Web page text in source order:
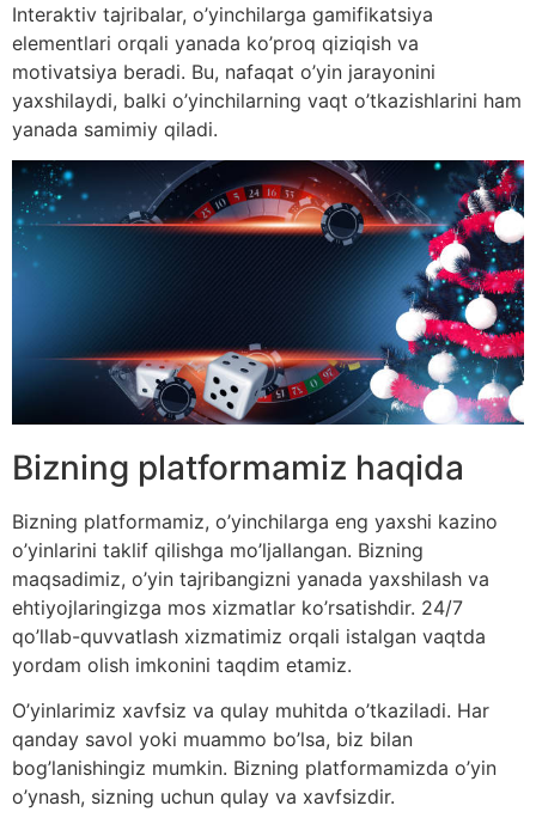
Interaktiv tajribalar, o’yinchilarga gamifikatsiya
elementlari orqali yanada ko’proq qiziqish va
motivatsiya beradi. Bu, nafaqat o’yin jarayonini
yaxshilaydi, balki o’yinchilarning vaqt o’tkazishlarini ham
yanada samimiy qiladi.
Bizning platformamiz haqida
Bizning platformamiz, o’yinchilarga eng yaxshi kazino
o’yinlarini taklif qilishga mo’ljallangan. Bizning
maqsadimiz, o’yin tajribangizni yanada yaxshilash va
ehtiyojlaringizga mos xizmatlar ko’rsatishdir. 24/7
qo’llab-quvvatlash xizmatimiz orqali istalgan vaqtda
yordam olish imkonini taqdim etamiz.
O’yinlarimiz xavfsiz va qulay muhitda o’tkaziladi. Har
qanday savol yoki muammo bo’lsa, biz bilan
bog’lanishingiz mumkin. Bizning platformamizda o’yin
o’ynash, sizning uchun qulay va xavfsizdir.